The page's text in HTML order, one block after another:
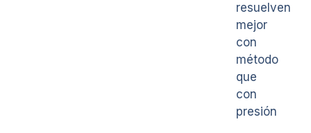
resuelven
mejor
con
método
que
con
presión